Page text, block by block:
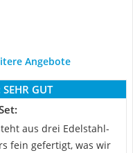
Angebote
SEHR GUT
aus drei Edelstahl-
fein gefertigt, was wir